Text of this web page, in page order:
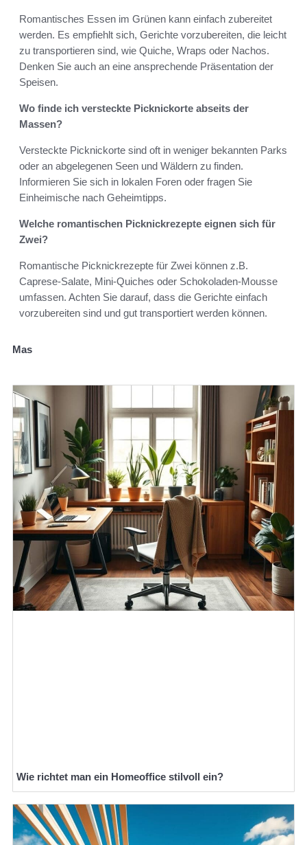
Romantisches Essen im Grünen kann einfach zubereitet
werden. Es empfiehlt sich, Gerichte vorzubereiten, die leicht
zu transportieren sind, wie Quiche, Wraps oder Nachos.
Denken Sie auch an eine ansprechende Präsentation der
Speisen.
Wo finde ich versteckte Picknickorte abseits der
Massen?
Versteckte Picknickorte sind oft in weniger bekannten Parks
oder an abgelegenen Seen und Wäldern zu finden.
Informieren Sie sich in lokalen Foren oder fragen Sie
Einheimische nach Geheimtipps.
Welche romantischen Picknickrezepte eignen sich für
Zwei?
Romantische Picknickrezepte für Zwei können z.B.
Caprese-Salate, Mini-Quiches oder Schokoladen-Mousse
umfassen. Achten Sie darauf, dass die Gerichte einfach
vorzubereiten sind und gut transportiert werden können.
Mas
Wie richtet man ein Homeoffice stilvoll ein?